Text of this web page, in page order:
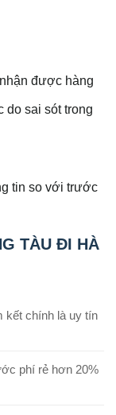
được hàng
do sai sót trong
tin so với trước
TÀU ĐI HÀ
kết chính là uy tín
phí rẻ hơn 20%